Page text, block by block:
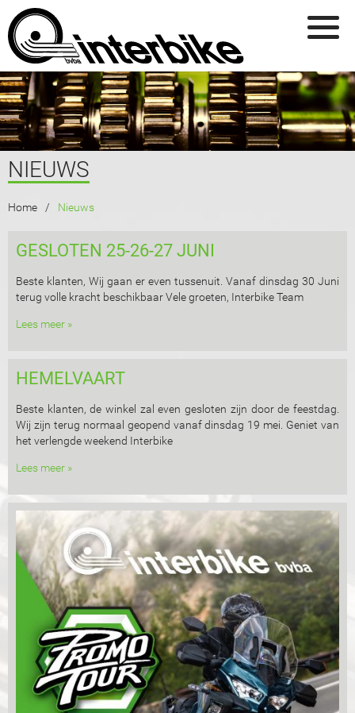
Overslaan en naar de inhoud gaan
NIEUWS
U BENT HIER
Home Nieuws
GESLOTEN 25-26-27 JUNI
Beste klanten, Wij gaan er even tussenuit. Vanaf dinsdag 30 Juni
terug volle kracht beschikbaar Vele groeten, Interbike Team
Lees meer »
HEMELVAART
Beste klanten, de winkel zal even gesloten zijn door de feestdag.
Wij zijn terug normaal geopend vanaf dinsdag 19 mei. Geniet van
het verlengde weekend Interbike
Lees meer »